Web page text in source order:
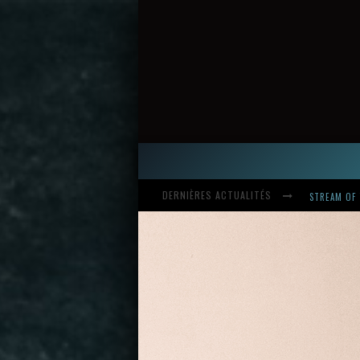
DERNIÈRES ACTUALITÉS